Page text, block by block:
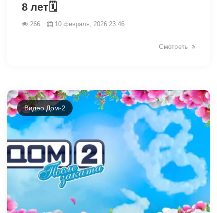
8 лет🗓
266 10 февраля, 2026 23:46
Смотреть
Видео Дом-2